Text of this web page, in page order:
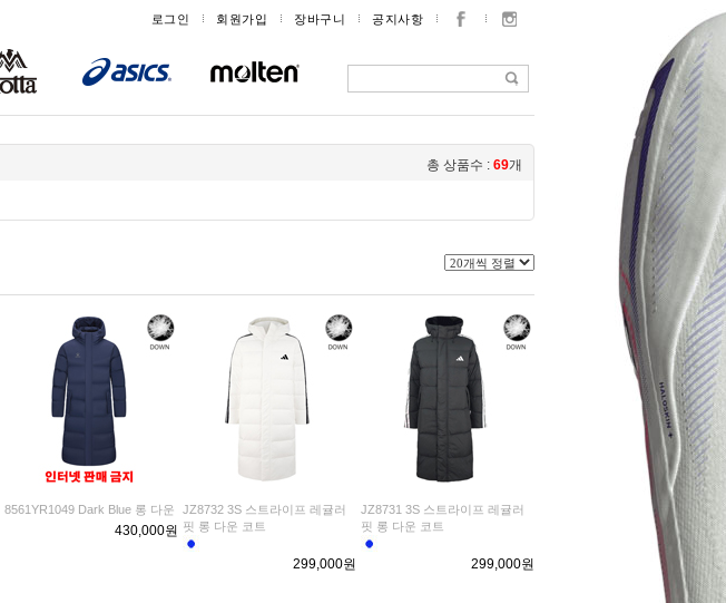
로그인 회원가입 장바구니 공지사항
총 상품수 : 69개
8561YR1049 Dark Blue 롱 다운
430,000원
JZ8732 3S 스트라이프 레귤러
핏 롱 다운 코트
299,000원
JZ8731 3S 스트라이프 레귤러
핏 롱 다운 코트
299,000원